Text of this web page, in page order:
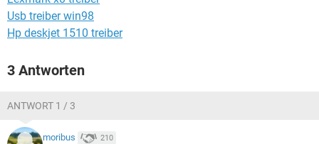
Usb treiber win98
Hp deskjet 1510 treiber
3 Antworten
ANTWORT 1 / 3
moribus 210